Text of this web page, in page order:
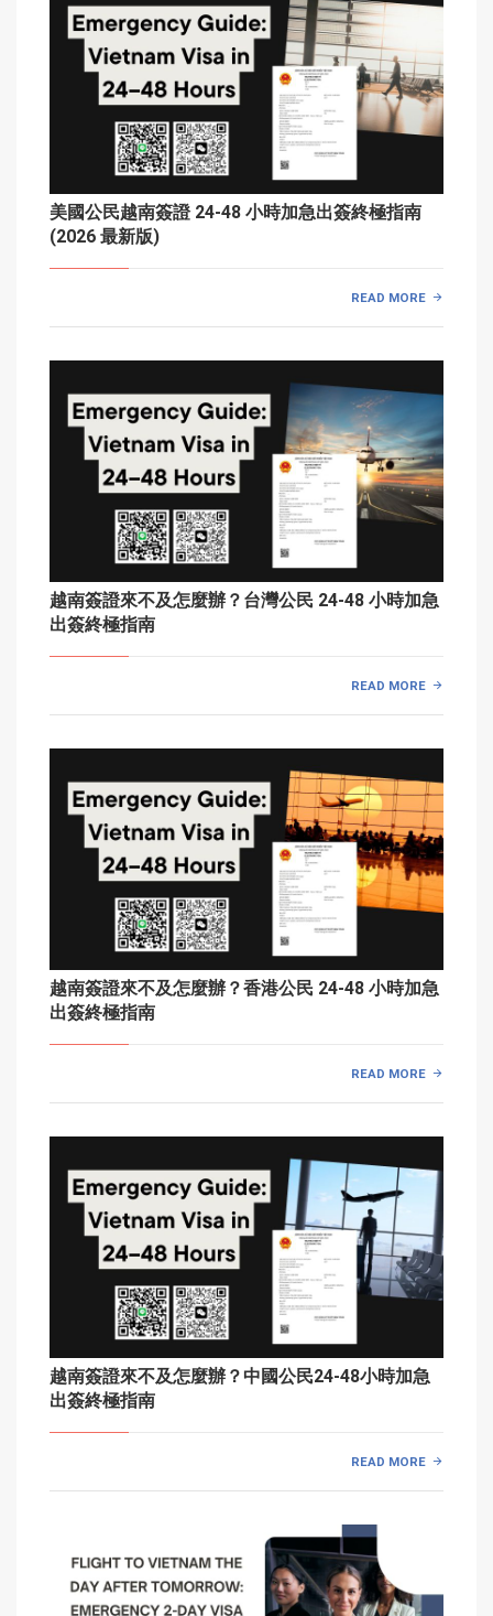
美國公民越南簽證 24-48 小時加急出簽終極指南
(2026 最新版)
READ MORE
越南簽證來不及怎麼辦？台灣公民 24-48 小時加急
出簽終極指南
READ MORE
越南簽證來不及怎麼辦？香港公民 24-48 小時加急
出簽終極指南
READ MORE
越南簽證來不及怎麼辦？中國公民24-48小時加急
出簽終極指南
READ MORE